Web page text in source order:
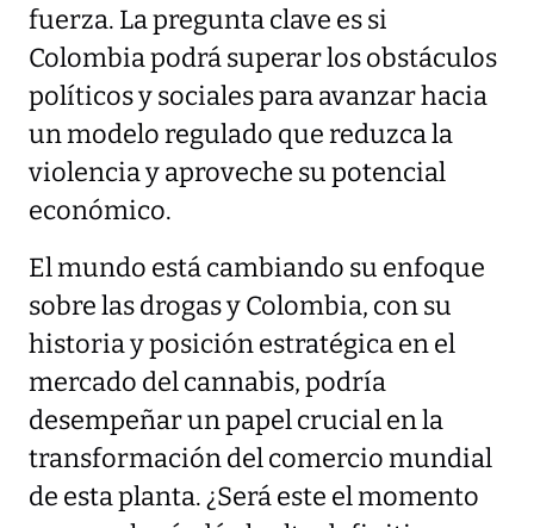
fuerza. La pregunta clave es si
Colombia podrá superar los obstáculos
políticos y sociales para avanzar hacia
un modelo regulado que reduzca la
violencia y aproveche su potencial
económico.
El mundo está cambiando su enfoque
sobre las drogas y Colombia, con su
historia y posición estratégica en el
mercado del cannabis, podría
desempeñar un papel crucial en la
transformación del comercio mundial
de esta planta. ¿Será este el momento